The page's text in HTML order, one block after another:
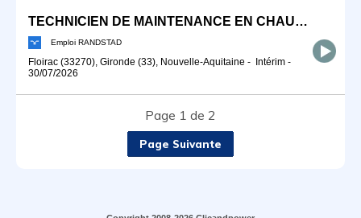
TECHNICIEN DE MAINTENANCE EN CHAUFFAGE (F/H)
Emploi RANDSTAD
Floirac (33270), Gironde (33), Nouvelle-Aquitaine - Intérim -
30/07/2026
Page 1 de 2
Page Suivante